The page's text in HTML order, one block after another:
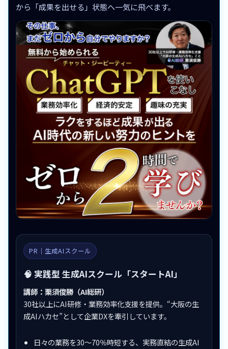
から「成果を出せる」状態へ一気に飛べます。
PR｜生成AIスクール
🧠 実践型 生成AIスクール「スタートAI」
講師：栗須俊勝（AI総研）
30社以上にAI研修・業務効率化支援を提供。“大阪の生
成AIハカセ”として企業DXを牽引しています。
日々の業務を30〜70％時短する、実務直結の生成AI